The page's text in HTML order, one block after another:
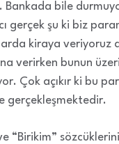
Bankada bile
gerçek şu ki biz
kiraya veriyoruz
verirken bunun
Çok açıkır ki bu
gerçekleşmektedir.
“Birikim”